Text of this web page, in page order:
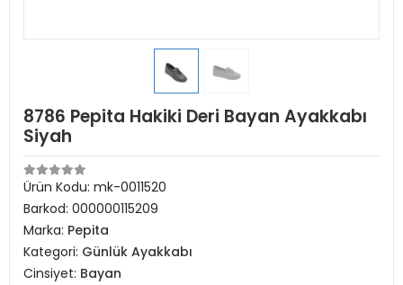
8786 Pepita Hakiki Deri Bayan Ayakkabı
Siyah
Ürün Kodu: mk-0011520
Barkod: 000000115209
Marka: Pepita
Kategori: Günlük Ayakkabı
Cinsiyet: Bayan